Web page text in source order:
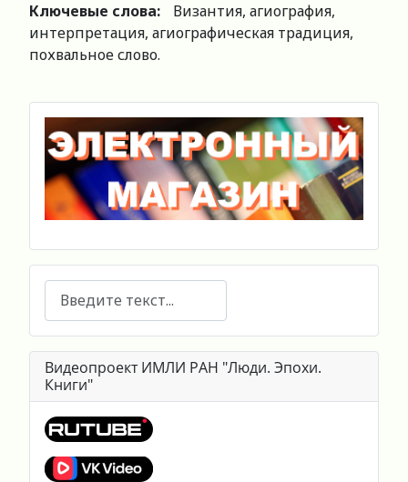
Ключевые слова:
Византия, агиография,
интерпретация, агиографическая традиция,
похвальное слово.
Поиск
Видеопроект ИМЛИ РАН "Люди. Эпохи.
Книги"